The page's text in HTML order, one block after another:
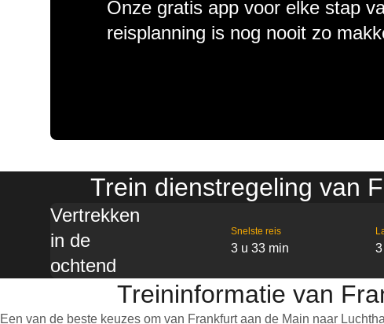
Onze gratis app voor elke stap
reisplanning is nog nooit zo
Trein dienstregeling van
Vertrekken
in de
ochtend
Snelste reis
3 u 33 min
Treininformatie van
Een van de beste keuzes om van Frankfurt aan de Main naar